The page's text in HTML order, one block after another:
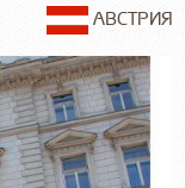
АВСТРИЯ